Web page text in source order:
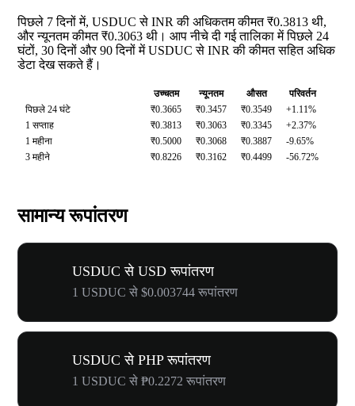
पिछले 7 दिनों में, USDUC से INR की अधिकतम कीमत ₹0.3813 थी,
और न्यूनतम कीमत ₹0.3063 थी। आप नीचे दी गई तालिका में पिछले 24
घंटों, 30 दिनों और 90 दिनों में USDUC से INR की कीमत सहित अधिक
डेटा देख सकते हैं।
उच्चतम न्यूनतम औसत
परिवर्तन
पिछले 24 घंटे
₹0.3665 ₹0.3457 ₹0.3549
+1.11%
1 सप्ताह
₹0.3813 ₹0.3063 ₹0.3345
+2.37%
1 महीना
₹0.5000 ₹0.3068 ₹0.3887
-9.65%
3 महीने
₹0.8226 ₹0.3162 ₹0.4499 -56.72%
सामान्य रूपांतरण
USDUC से USD रूपांतरण
1 USDUC से $0.003744 रूपांतरण
USDUC से PHP रूपांतरण
1 USDUC से ₱0.2272 रूपांतरण